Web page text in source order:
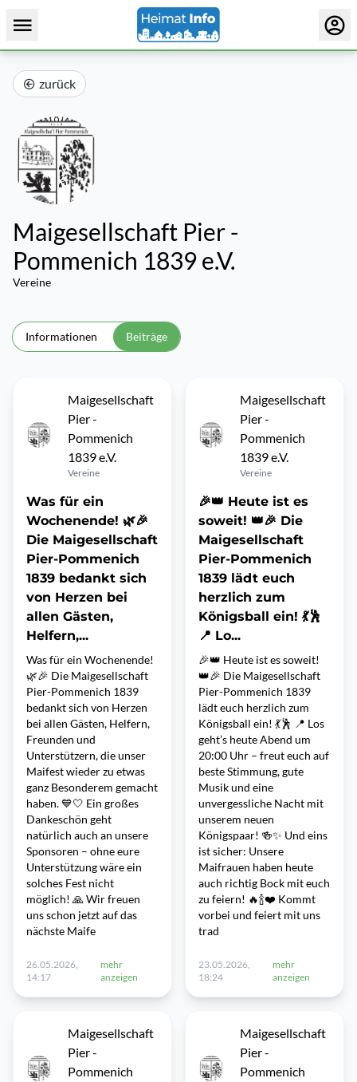
zurück
Maigesellschaft Pier -
Pommenich 1839 e.V.
Vereine
Informationen Beiträge
Maigesellschaft
Pier -
Pommenich
1839 e.V.
Vereine
Was für ein
Wochenende! 🌿🎉
Die Maigesellschaft
Pier-Pommenich
1839 bedankt sich
von Herzen bei
allen Gästen,
Helfern,...
Was für ein Wochenende!
🌿🎉 Die Maigesellschaft
Pier-Pommenich 1839
bedankt sich von Herzen
bei allen Gästen, Helfern,
Freunden und
Unterstützern, die unser
Maifest wieder zu etwas
ganz Besonderem gemacht
haben. 💙🤍 Ein großes
Dankeschön geht
natürlich auch an unsere
Sponsoren – ohne eure
Unterstützung wäre ein
solches Fest nicht
möglich! 🙏 Wir freuen
uns schon jetzt auf das
nächste Maife
26.05.2026,
14:17
mehr
anzeigen
Maigesellschaft
Pier -
Pommenich
Maigesellschaft
Pier -
Pommenich
1839 e.V.
Vereine
🎉👑 Heute ist es
soweit! 👑🎉 Die
Maigesellschaft
Pier-Pommenich
1839 lädt euch
herzlich zum
Königsball ein! 💃🕺
📍 Lo...
🎉👑 Heute ist es soweit!
👑🎉 Die Maigesellschaft
Pier-Pommenich 1839
lädt euch herzlich zum
Königsball ein! 💃🕺 📍 Los
geht’s heute Abend um
20:00 Uhr – freut euch auf
beste Stimmung, gute
Musik und eine
unvergessliche Nacht mit
unserem neuen
Königspaar! 🍻✨ Und eins
ist sicher: Unsere
Maifrauen haben heute
auch richtig Bock mit euch
zu feiern! 🔥🍾❤️ Kommt
vorbei und feiert mit uns
trad
23.05.2026,
18:24
mehr
anzeigen
Maigesellschaft
Pier -
Pommenich